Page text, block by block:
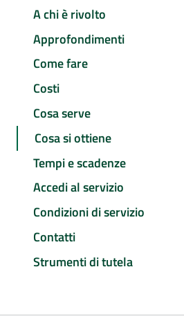
A chi è rivolto
Approfondimenti
Come fare
Costi
Cosa serve
Cosa si ottiene
Tempi e scadenze
Accedi al servizio
Condizioni di servizio
Contatti
Strumenti di tutela